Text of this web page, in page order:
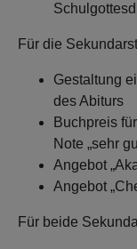
Für die
Gestaltung
des Abiturs
Buchpreis
Note „sehr
Angebot
Angebot
Für beide